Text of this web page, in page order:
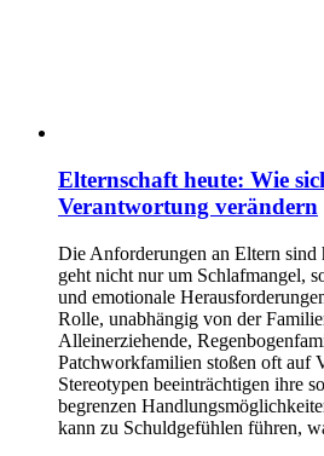
Elternschaft heute: Wie
Verantwortung verändern
Die Anforderungen an Eltern sind
geht nicht nur um Schlafmangel,
und emotionale
Rolle, unabhängig von der
Alleinerziehende,
Patchworkfamilien stoßen oft auf
Stereotypen beeinträchtigen ihre
begrenzen
kann zu Schuldgefühlen führen,